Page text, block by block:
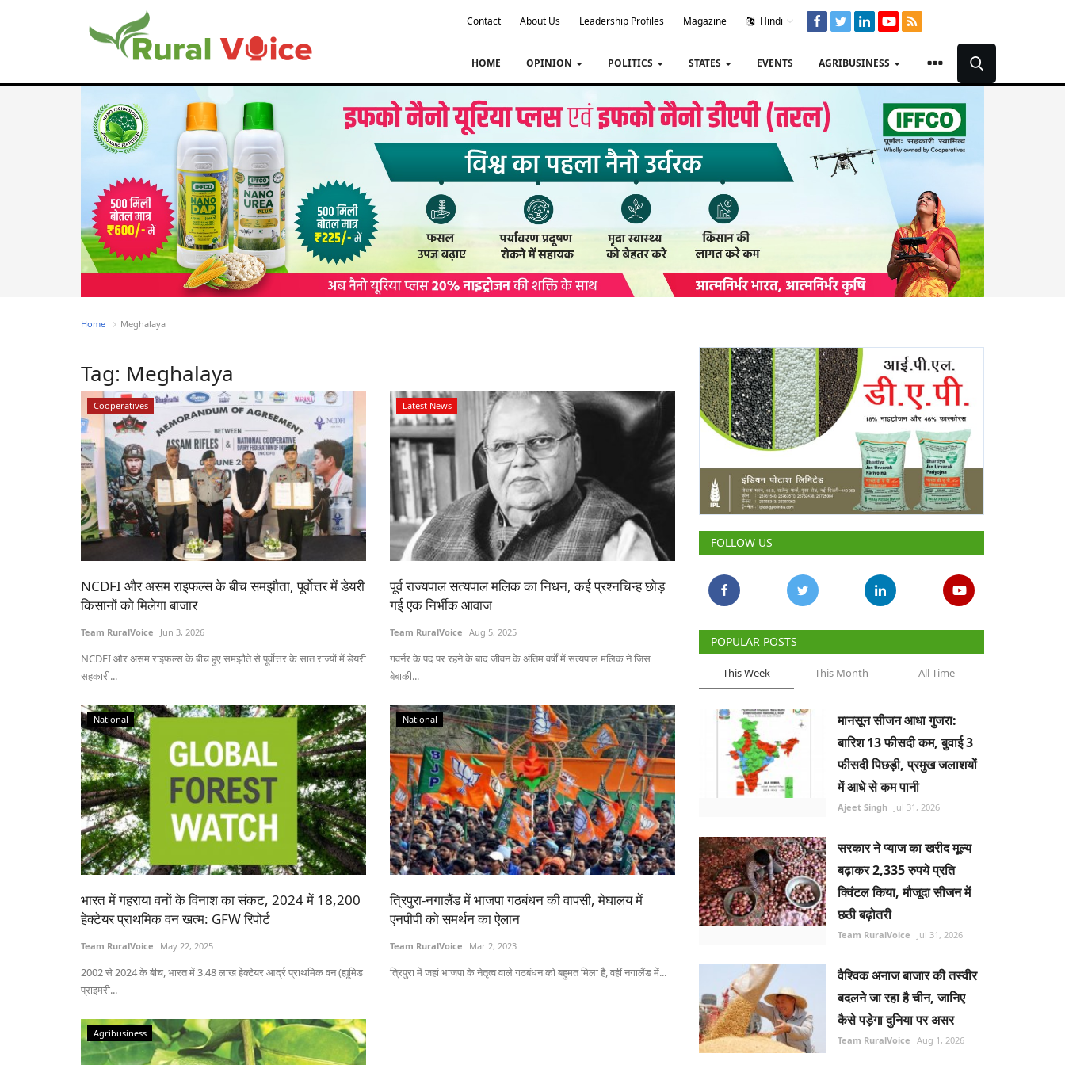
Contact About Us Leadership Profiles Magazine Hindi
HOME OPINION POLITICS STATES EVENTS AGRIBUSINESS
Home Meghalaya
Tag: Meghalaya
Cooperatives
NCDFI और असम राइफल्स के बीच समझौता, पूर्वोत्तर में डेयरी
किसानों को मिलेगा बाजार
Team RuralVoice Jun 3, 2026
NCDFI और असम राइफल्स के बीच हुए समझौते से पूर्वोत्तर के सात राज्यों में डेयरी
सहकारी...
Latest News
पूर्व राज्यपाल सत्यपाल मलिक का निधन, कई प्रश्नचिन्ह छोड़
गई एक निर्भीक आवाज
Team RuralVoice Aug 5, 2025
गवर्नर के पद पर रहने के बाद जीवन के अंतिम वर्षों में सत्यपाल मलिक ने जिस
बेबाकी...
National
भारत में गहराया वनों के विनाश का संकट, 2024 में 18,200
हेक्टेयर प्राथमिक वन खत्म: GFW रिपोर्ट
Team RuralVoice May 22, 2025
2002 से 2024 के बीच, भारत में 3.48 लाख हेक्टेयर आर्द्र प्राथमिक वन (ह्यूमिड
प्राइमरी...
National
त्रिपुरा-नगालैंड में भाजपा गठबंधन की वापसी, मेघालय में
एनपीपी को समर्थन का ऐलान
Team RuralVoice Mar 2, 2023
त्रिपुरा में जहां भाजपा के नेतृत्व वाले गठबंधन को बहुमत मिला है, वहीं नगालैंड में...
Agribusiness
FOLLOW US
POPULAR POSTS
This Week This Month All Time
मानसून सीजन आधा गुजरा:
बारिश 13 फीसदी कम, बुवाई 3
फीसदी पिछड़ी, प्रमुख जलाशयों
में आधे से कम पानी
Ajeet Singh Jul 31, 2026
सरकार ने प्याज का खरीद मूल्य
बढ़ाकर 2,335 रुपये प्रति
क्विंटल किया, मौजूदा सीजन में
छठी बढ़ोतरी
Team RuralVoice Jul 31, 2026
वैश्विक अनाज बाजार की तस्वीर
बदलने जा रहा है चीन, जानिए
कैसे पड़ेगा दुनिया पर असर
Team RuralVoice Aug 1, 2026